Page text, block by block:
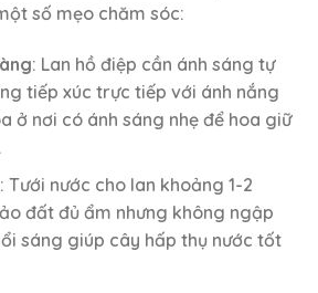
số mẹo chăm sóc:
: Lan hồ điệp cần ánh sáng tự
tiếp xúc trực tiếp với ánh nắng
ở nơi có ánh sáng nhẹ để hoa giữ
: Tưới nước cho lan khoảng 1-2
đất đủ ẩm nhưng không ngập
sáng giúp cây hấp thụ nước tốt